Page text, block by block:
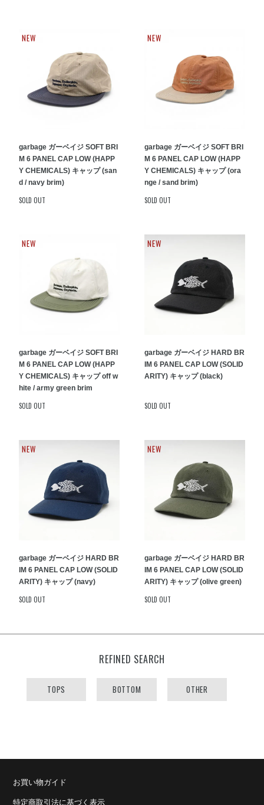
NEW
garbage ガーベイジ SOFT BRI
M 6 PANEL CAP LOW (HAPP
Y CHEMICALS) キャップ (san
d / navy brim)
SOLD OUT
NEW
garbage ガーベイジ SOFT BRI
M 6 PANEL CAP LOW (HAPP
Y CHEMICALS) キャップ (ora
nge / sand brim)
SOLD OUT
NEW
garbage ガーベイジ SOFT BRI
M 6 PANEL CAP LOW (HAPP
Y CHEMICALS) キャップ off w
hite / army green brim
SOLD OUT
NEW
garbage ガーベイジ HARD BR
IM 6 PANEL CAP LOW (SOLID
ARITY) キャップ (black)
SOLD OUT
NEW
garbage ガーベイジ HARD BR
IM 6 PANEL CAP LOW (SOLID
ARITY) キャップ (navy)
SOLD OUT
NEW
garbage ガーベイジ HARD BR
IM 6 PANEL CAP LOW (SOLID
ARITY) キャップ (olive green)
SOLD OUT
REFINED SEARCH
TOPS BOTTOM OTHER
お買い物ガイド
特定商取引法に基づく表示